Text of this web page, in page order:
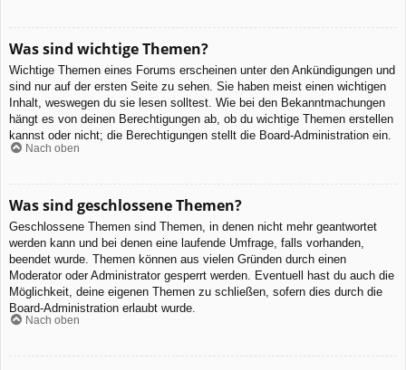
Was sind wichtige Themen?
Wichtige Themen eines Forums erscheinen unter den Ankündigungen und
sind nur auf der ersten Seite zu sehen. Sie haben meist einen wichtigen
Inhalt, weswegen du sie lesen solltest. Wie bei den Bekanntmachungen
hängt es von deinen Berechtigungen ab, ob du wichtige Themen erstellen
kannst oder nicht; die Berechtigungen stellt die Board-Administration ein.
Nach oben
Was sind geschlossene Themen?
Geschlossene Themen sind Themen, in denen nicht mehr geantwortet
werden kann und bei denen eine laufende Umfrage, falls vorhanden,
beendet wurde. Themen können aus vielen Gründen durch einen
Moderator oder Administrator gesperrt werden. Eventuell hast du auch die
Möglichkeit, deine eigenen Themen zu schließen, sofern dies durch die
Board-Administration erlaubt wurde.
Nach oben